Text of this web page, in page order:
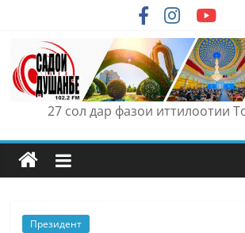
content
27 сол дар фазои иттилоотии
Президент